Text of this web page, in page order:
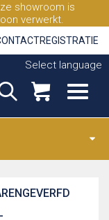
showroom is
verwerkt.
REGISTRATIE
Select language